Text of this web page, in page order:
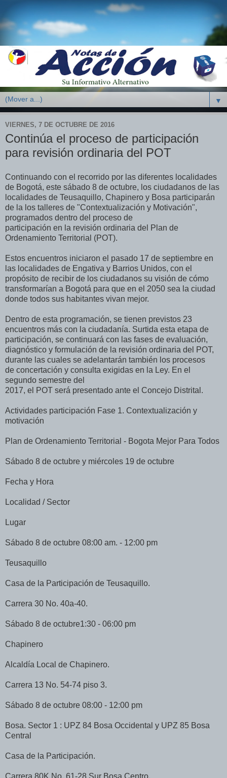
▼
VIERNES, 7 DE OCTUBRE DE 2016
Continúa el proceso de participación
para revisión ordinaria del POT
Continuando con el recorrido por las diferentes localidades
de Bogotá, este sábado 8 de octubre, los ciudadanos de las
localidades de Teusaquillo, Chapinero y Bosa participarán
de la los talleres de "Contextualización y Motivación",
programados dentro del proceso de
participación en la revisión ordinaria del Plan de
Ordenamiento Territorial (POT).
Estos encuentros iniciaron el pasado 17 de septiembre en
las localidades de Engativa y Barrios Unidos, con el
propósito de recibir de los ciudadanos su visión de cómo
transformarían a Bogotá para que en el 2050 sea la ciudad
donde todos sus habitantes vivan mejor.
Dentro de esta programación, se tienen previstos 23
encuentros más con la ciudadanía. Surtida esta etapa de
participación, se continuará con las fases de evaluación,
diagnóstico y formulación de la revisión ordinaria del POT,
durante las cuales se adelantarán también los procesos
de concertación y consulta exigidas en la Ley. En el
segundo semestre del
2017, el POT será presentado ante el Concejo Distrital.
Actividades participación Fase 1. Contextualización y
motivación
Plan de Ordenamiento Territorial - Bogota Mejor Para Todos
Sábado 8 de octubre y miércoles 19 de octubre
Fecha y Hora
Localidad / Sector
Lugar
Sábado 8 de octubre 08:00 am. - 12:00 pm
Teusaquillo
Casa de la Participación de Teusaquillo.
Carrera 30 No. 40a-40.
Sábado 8 de octubre1:30 - 06:00 pm
Chapinero
Alcaldía Local de Chapinero.
Carrera 13 No. 54-74 piso 3.
Sábado 8 de octubre 08:00 - 12:00 pm
Bosa. Sector 1 : UPZ 84 Bosa Occidental y UPZ 85 Bosa
Central
Casa de la Participación.
Carrera 80K No. 61-28 Sur Bosa Centro.